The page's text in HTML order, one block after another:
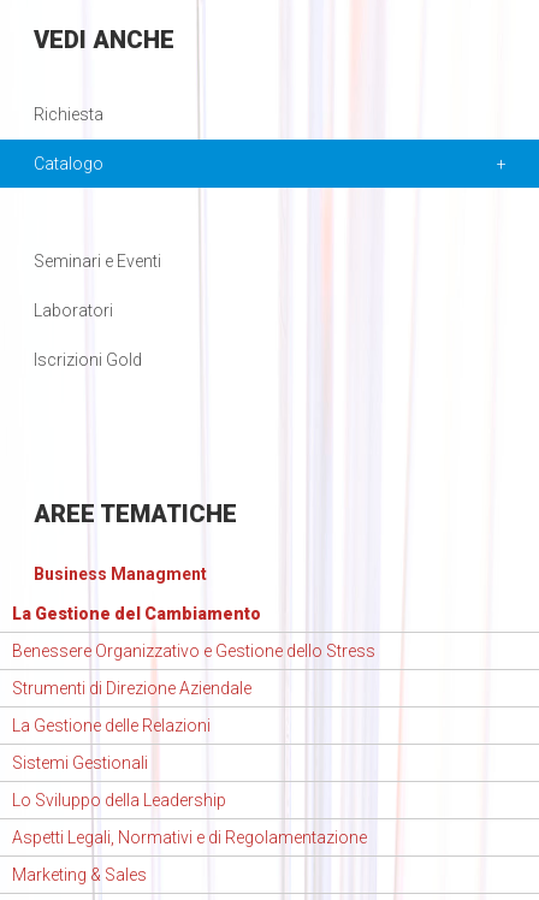
VEDI ANCHE
Richiesta
Catalogo
Seminari e Eventi
Laboratori
Iscrizioni Gold
AREE TEMATICHE
Business Managment
La Gestione del Cambiamento
Benessere Organizzativo e Gestione dello Stress
Strumenti di Direzione Aziendale
La Gestione delle Relazioni
Sistemi Gestionali
Lo Sviluppo della Leadership
Aspetti Legali, Normativi e di Regolamentazione
Marketing & Sales